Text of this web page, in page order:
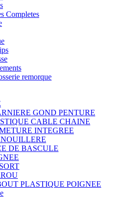
Completes
remorque
GOND PENTURE
CABLE CHAINE
INTEGREE
DE BASCULE
PLASTIQUE POIGNEE